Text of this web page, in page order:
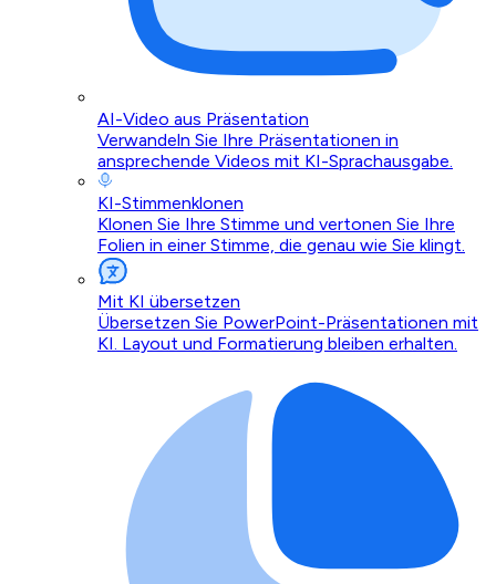
AI-Video aus Präsentation
Verwandeln Sie Ihre Präsentationen in
ansprechende Videos mit KI-Sprachausgabe.
KI-Stimmenklonen
Klonen Sie Ihre Stimme und vertonen Sie Ihre
Folien in einer Stimme, die genau wie Sie klingt.
Mit KI übersetzen
Übersetzen Sie PowerPoint-Präsentationen mit
KI. Layout und Formatierung bleiben erhalten.